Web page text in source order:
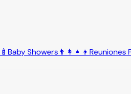
🍼 Baby Showers 👨‍👩‍👧‍👦 Reuniones